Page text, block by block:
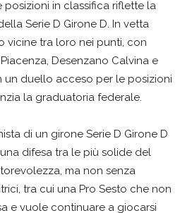
posizioni in classifica riflette la
Serie D Girone D. In vetta
vicine tra loro nei punti, con
Desenzano Calvina e
un duello acceso per le posizioni
la graduatoria federale.
di un girone Serie D Girone D
difesa tra le più solide del
ma non senza
tra cui una Pro Sesto che non
e vuole continuare a giocarsi